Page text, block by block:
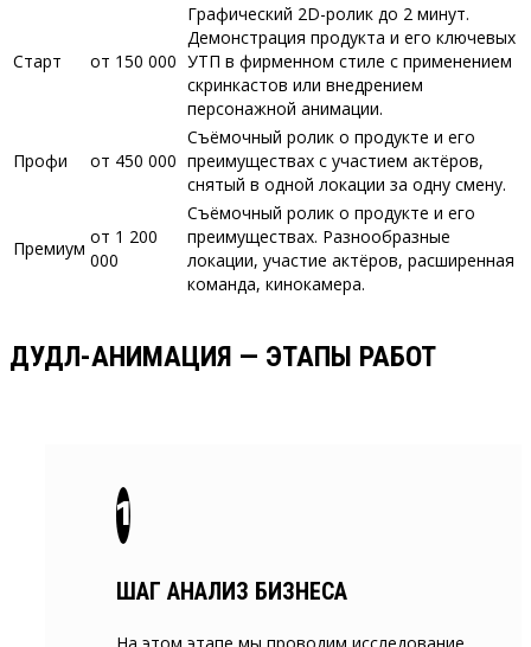
Старт от 150 000
Графический 2D-ролик до 2 минут.
Демонстрация продукта и его ключевых
УТП в фирменном стиле с применением
скринкастов или внедрением
персонажной анимации.
Профи от 450 000
Съёмочный ролик о продукте и его
преимуществах с участием актёров,
снятый в одной локации за одну смену.
Премиум
от 1 200
000
Съёмочный ролик о продукте и его
преимуществах. Разнообразные
локации, участие актёров, расширенная
команда, кинокамера.
ДУДЛ-АНИМАЦИЯ — ЭТАПЫ РАБОТ
ШАГ АНАЛИЗ БИЗНЕСА
На этом этапе мы проводим исследование